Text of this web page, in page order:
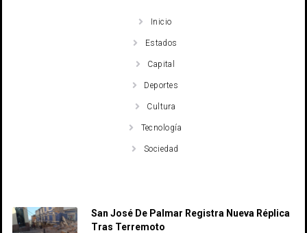
Inicio
Estados
Capital
Deportes
Cultura
Tecnología
Sociedad
San José De Palmar Registra Nueva Réplica
Tras Terremoto